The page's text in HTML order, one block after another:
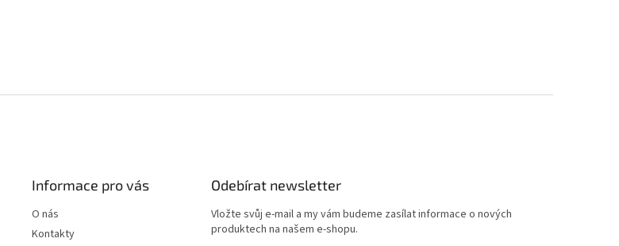
Informace pro vás
O nás
Kontakty
Odebírat newsletter
Vložte svůj e-mail a my vám budeme zasílat informace o nových
produktech na našem e-shopu.